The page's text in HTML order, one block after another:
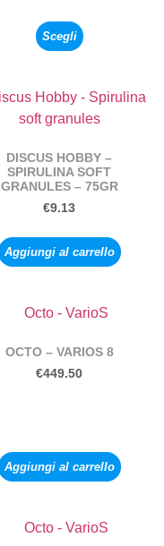
Scegli
DISCUS HOBBY –
SPIRULINA SOFT
GRANULES – 75GR
€9.13
Aggiungi al carrello
OCTO – VARIOS 8
€449.50
Aggiungi al carrello